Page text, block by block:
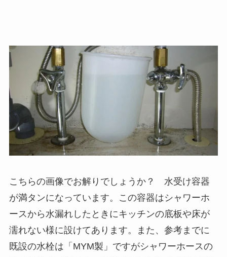
こちらの画像でお解りでしょうか？ 水受け容器
が満タンになっています。この容器はシャワーホ
ースから水漏れしたときにキッチンの底板や床が
濡れない様に設けてあります。また、参考までに
既設の水栓は「MYM製」ですがシャワーホースの